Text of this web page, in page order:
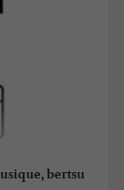
bertsu